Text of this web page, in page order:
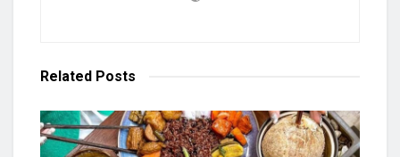
Related Posts